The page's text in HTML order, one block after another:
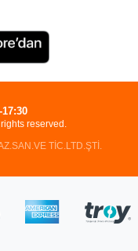
reserved.
TİC.LTD.ŞTİ.
17:30